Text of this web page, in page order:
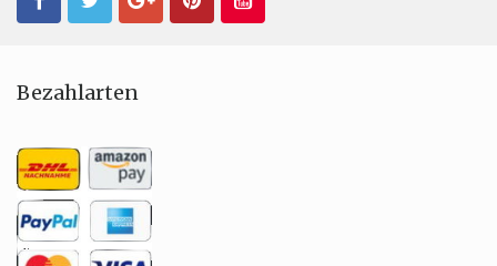
Bezahlarten